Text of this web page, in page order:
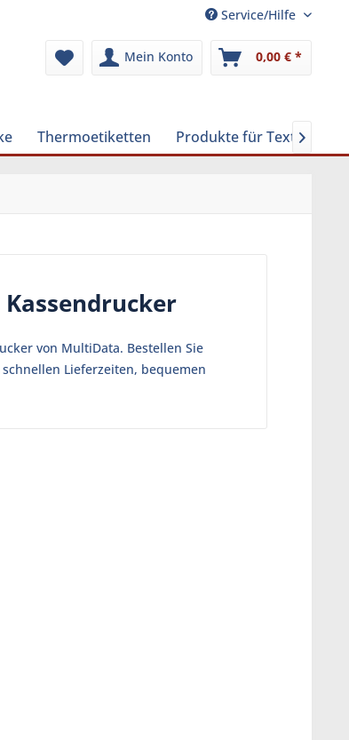
Service/Hilfe
Mein Konto 0,00 € *
Thermoetiketten Produkte für 
von MultiData. Bestellen Sie
Lieferzeiten, bequemen